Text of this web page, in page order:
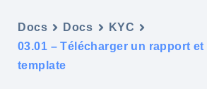
Docs Docs
KYC
03.01 – Télécharger un rapport et
template